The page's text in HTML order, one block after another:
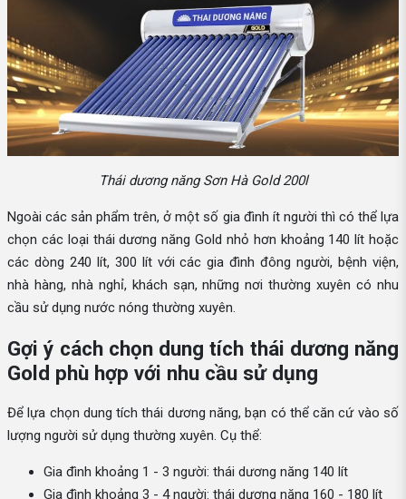
Thái dương năng Sơn Hà Gold 200l
Ngoài các sản phẩm trên, ở một số gia đình ít người thì có thể lựa
chọn các loại thái dương năng Gold nhỏ hơn khoảng 140 lít hoặc
các dòng 240 lít, 300 lít với các gia đình đông người, bệnh viện,
nhà hàng, nhà nghỉ, khách sạn, những nơi thường xuyên có nhu
cầu sử dụng nước nóng thường xuyên.
Gợi ý cách chọn dung tích thái dương năng
Gold phù hợp với nhu cầu sử dụng
Để lựa chọn dung tích thái dương năng, bạn có thể căn cứ vào số
lượng người sử dụng thường xuyên. Cụ thể:
Gia đình khoảng 1 - 3 người: thái dương năng 140 lít
Gia đình khoảng 3 - 4 người: thái dương năng 160 - 180 lít